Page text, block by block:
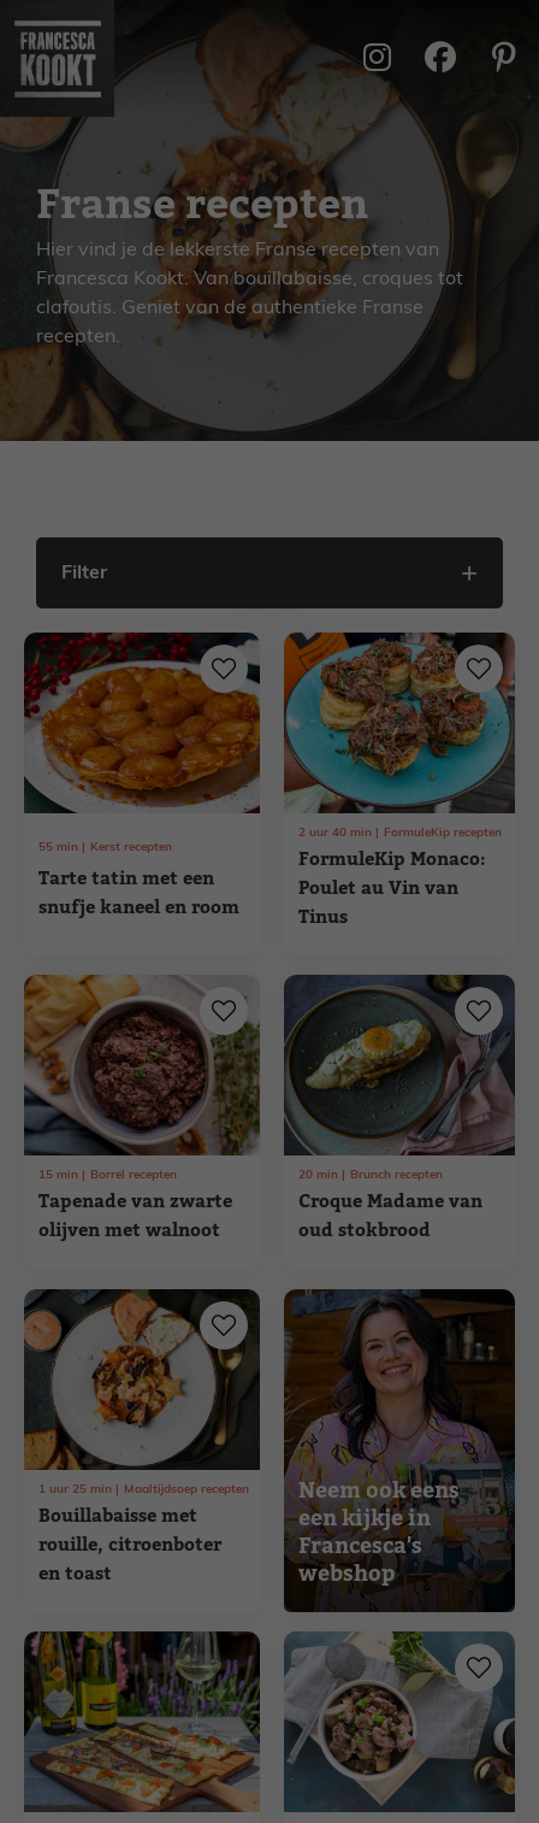
naar
inhoud
Franse recepten
Hier vind je de lekkerste Franse recepten van
Francesca Kookt. Van bouillabaisse, croques tot
clafoutis. Geniet van de authentieke Franse
recepten.
Filter
Tarte tatin met een
snufje kaneel en room
55 min Kerst recepten
FormuleKip Monaco:
Poulet au Vin van
Tinus
2 uur 40 min FormuleKip recepten
Tapenade van zwarte
olijven met walnoot
15 min Borrel recepten
Croque Madame van
oud stokbrood
20 min Brunch recepten
Bouillabaisse met
rouille, citroenboter
en toast
1 uur 25 min Maaltijdsoep recepten
Neem ook eens
een kijkje in
Francesca's
webshop